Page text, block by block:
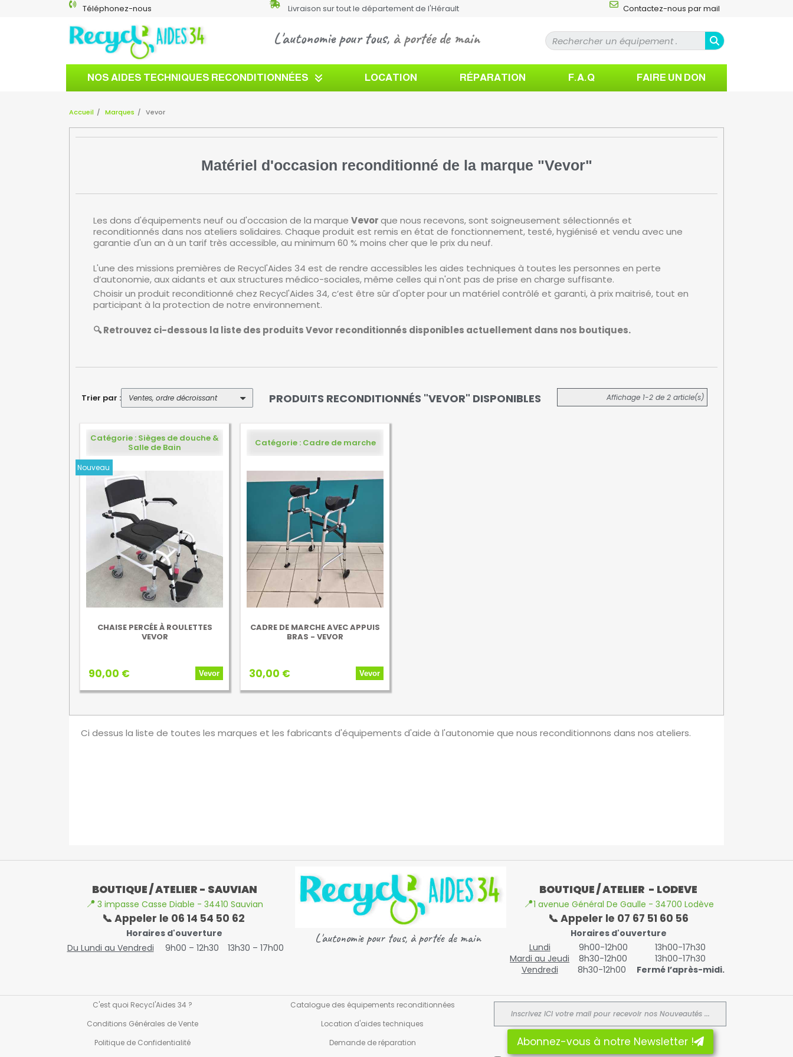
Téléphonez-nous Livraison sur tout le département de l'Hérault Contactez-nous par mail
L'autonomie pour tous, à portée de main
NOS AIDES TECHNIQUES RECONDITIONNÉES LOCATION RÉPARATION F.A.Q FAIRE UN DON
Accueil Marques Vevor
Matériel d'occasion reconditionné de la marque "Vevor"
Les dons d'équipements neuf ou d'occasion de la marque Vevorque nous recevons, sont soigneusement sélectionnés et
reconditionnés dans nos ateliers solidaires. Chaque produit est remis en état de fonctionnement, testé, hygiénisé et vendu avec une
garantie d'un an à un tarif très accessible, au minimum 60 % moins cher que le prix du neuf.
L'une des missions premières de Recycl'Aides 34 est de rendre accessibles les aides techniques à toutes les personnes en perte
d’autonomie, aux aidants et aux structures médico-sociales, même celles qui n'ont pas de prise en charge suffisante.
Choisir un produit reconditionné chez Recycl'Aides 34, c’est être sûr d'opter pour un matériel contrôlé et garanti, à prix maitrisé, tout en
participant à la protection de notre environnement.
🔍 Retrouvez ci-dessous la liste des produits Vevor reconditionnés disponibles actuellement dans nos boutiques.
Trier par : PRODUITS RECONDITIONNÉS "VEVOR" DISPONIBLES Affichage 1-2 de 2 article(s)
Catégorie : Sièges de douche &
Salle de Bain
Nouveau
CHAISE PERCÉE À ROULETTES
VEVOR
90,00 € Vevor
Catégorie : Cadre de marche
CADRE DE MARCHE AVEC APPUIS
BRAS - VEVOR
30,00 € Vevor
Ci dessus la liste de toutes les marques et les fabricants d'équipements d'aide à l'autonomie que nous reconditionnons dans nos ateliers.
BOUTIQUE / ATELIER - SAUVIAN
📍 3 impasse Casse Diable - 34410 Sauvian
📞 Appeler le 06 14 54 50 62
Horaires d'ouverture
Du Lundi au Vendredi
9h00 – 12h30 13h30 – 17h00
L'autonomie pour tous, à portée de main
BOUTIQUE / ATELIER - LODEVE
📍1 avenue Général De Gaulle - 34700 Lodève
📞 Appeler le 07 67 51 60 56
Horaires d'ouverture
Lundi
9h00-12h00
13h00-17h30
Mardi au Jeudi
8h30-12h00
13h00-17h30
Vendredi
8h30-12h00 Fermé l’après-midi.
C'est quoi Recycl'Aides 34 ?
Conditions Générales de Vente
Politique de Confidentialité
Catalogue des équipements reconditionnées
Location d'aides techniques
Demande de réparation
Abonnez-vous à notre Newsletter !